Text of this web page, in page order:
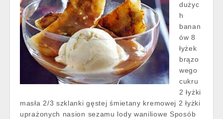
dużyc
h
banan
ów 8
łyżek
brązo
wego
cukru
2 łyżki
masła 2/3 szklanki gęstej śmietany kremowej 2 łyżki
uprażonych nasion sezamu lody waniliowe Sposób